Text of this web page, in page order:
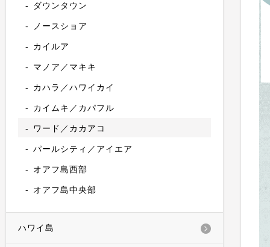
ダウンタウン
ノースショア
カイルア
マノア／マキキ
カハラ／ハワイカイ
カイムキ／カパフル
ワード／カカアコ
パールシティ／アイエア
オアフ島西部
オアフ島中央部
ハワイ島